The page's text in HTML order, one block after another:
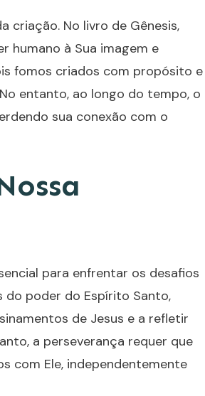
criação. No livro de Gênesis,
humano à Sua imagem e
fomos criados com propósito e
entanto, ao longo do tempo, o
sua conexão com o
para enfrentar os desafios
do poder do Espírito Santo,
de Jesus e a refletir
a perseverança requer que
com Ele, independentemente